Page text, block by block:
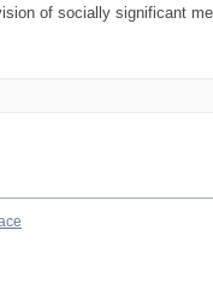
of socially significant